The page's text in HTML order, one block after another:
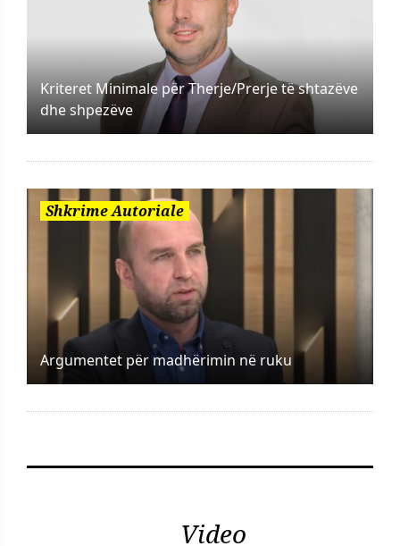
Kriteret Minimale për Therje/Prerje të shtazëve
dhe shpezëve
Shkrime Autoriale
Argumentet për madhërimin në ruku
Video